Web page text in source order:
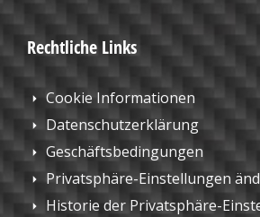
Rechtliche Links
Cookie Informationen
Datenschutzerklärung
Geschäftsbedingungen
Privatsphäre-Einstellungen
Historie der Privatsphäre-